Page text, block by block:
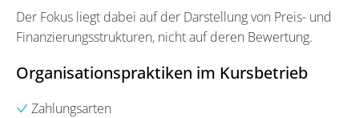
Der Fokus liegt dabei auf der Darstellung von Preis- und
Finanzierungsstrukturen, nicht auf deren Bewertung.
Organisationspraktiken im Kursbetrieb
Zahlungsarten